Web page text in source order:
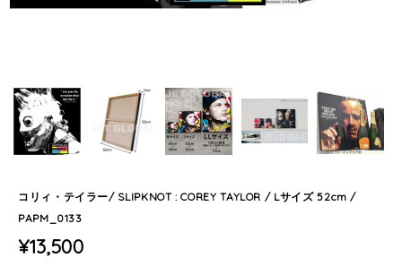
コリィ・テイラー/ SLIPKNOT : COREY TAYLOR / Lサイズ 52cm /
PAPM_0133
¥13,500